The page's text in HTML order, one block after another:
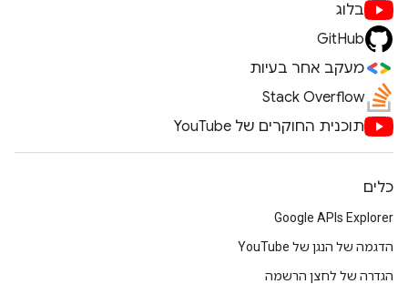
בלוג
GitHub
מעקב אחר בעיות
Stack Overflow
תוכנית החוקרים של YouTube
כלים
Google APIs Explorer
הדגמה של הנגן של YouTube
הגדרה של לחצן הרשמה